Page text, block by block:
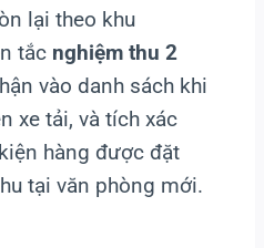
lại theo khu
tắc nghiệm thu 2
vào danh sách khi
xe tải, và tích xác
hàng được đặt
tại văn phòng mới.